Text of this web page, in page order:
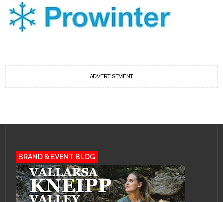
ADVERTISEMENT
BRAND & EVENT BLOG